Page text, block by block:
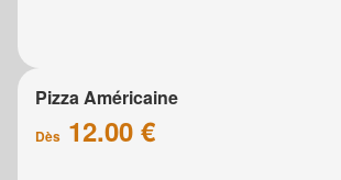
Pizza Américaine
Dès 12.00 €